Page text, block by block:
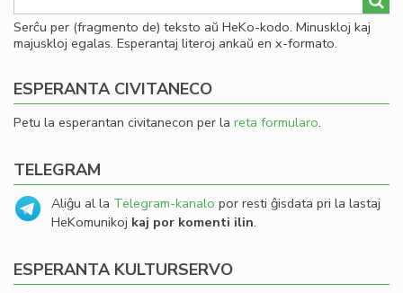
Serĉu per (fragmento de) teksto aŭ HeKo-kodo. Minuskloj kaj
majuskloj egalas. Esperantaj literoj ankaŭ en x-formato.
ESPERANTA CIVITANECO
Petu la esperantan civitanecon per la reta formularo.
TELEGRAM
Aliĝu al la Telegram-kanalo por resti ĝisdata pri la lastaj
HeKomunikoj kaj por komenti ilin.
ESPERANTA KULTURSERVO